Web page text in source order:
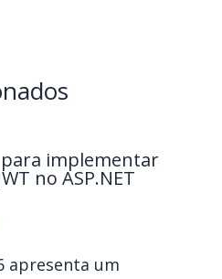
implementar
no ASP.NET
apresenta um